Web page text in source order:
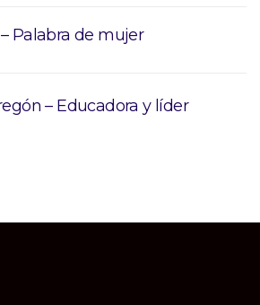
Palabra de mujer
– Educadora y líder